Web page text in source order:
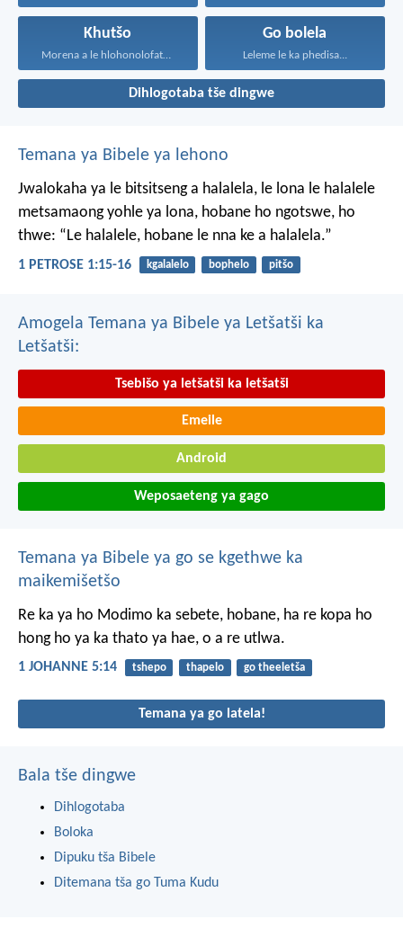
Khutšo
Morena a le hlohonolofatse...
Go bolela
Leleme le ka phedisa...
Dihlogotaba tše dingwe
Temana ya Bibele ya lehono
Jwalokaha ya le bitsitseng a halalela, le lona le halalele
metsamaong yohle ya lona, hobane ho ngotswe, ho
thwe: “Le halalele, hobane le nna ke a halalela.”
1 PETROSE 1:15-16 kgalalelo bophelo pitšo
Amogela Temana ya Bibele ya Letšatši ka
Letšatši:
Tsebišo ya letšatši ka letšatši
Emeile
Android
Weposaeteng ya gago
Temana ya Bibele ya go se kgethwe ka
maikemišetšo
Re ka ya ho Modimo ka sebete, hobane, ha re kopa ho
hong ho ya ka thato ya hae, o a re utlwa.
1 JOHANNE 5:14 tshepo thapelo go theeletša
Temana ya go latela!
Bala tše dingwe
Dihlogotaba
Boloka
Dipuku tša Bibele
Ditemana tša go Tuma Kudu